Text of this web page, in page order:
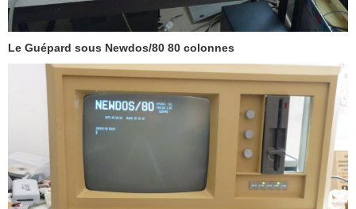
Le Guépard sous Newdos/80 80 colonnes